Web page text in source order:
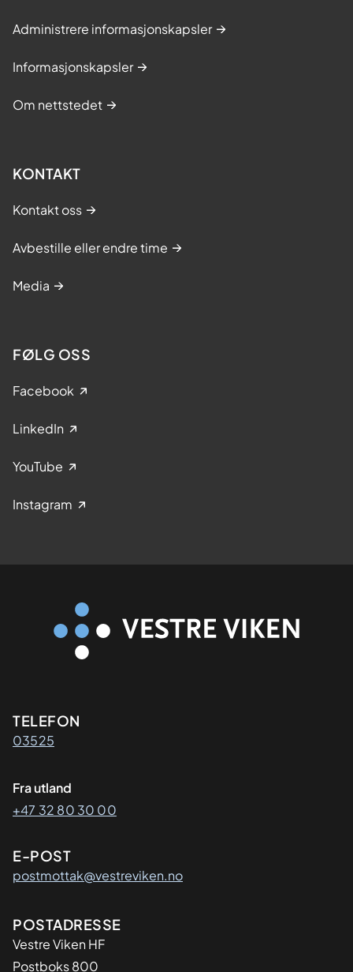
Administrere informasjonskapsler
Informasjonskapsler
Om nettstedet
KONTAKT
Kontakt oss
Avbestille eller endre time
Media
FØLG OSS
Facebook
LinkedIn
YouTube
Instagram
Kontaktinformasjon
TELEFON
03525
Fra utland
+47 32 80 30 00
E-POST
postmottak@vestreviken.no
Adresse
POSTADRESSE
Vestre Viken HF
Postboks 800